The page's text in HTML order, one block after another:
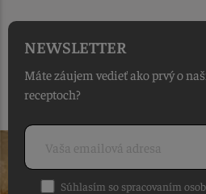
NEWSLETTER
Máte záujem vedieť ako prvý o
receptoch?
Súhlasím so spracovaním